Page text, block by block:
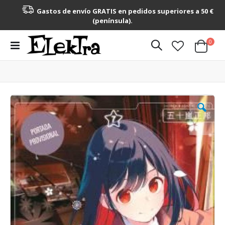
Gastos de envío GRATIS en pedidos superiores a 50 €
(península).
Toggle
Nav
Cart
0
Saltar
al
final
de
la
galería
de
imágenes